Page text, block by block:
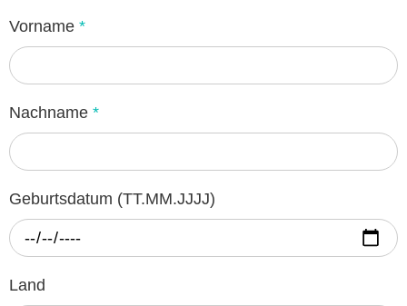
Vorname *
Nachname *
Geburtsdatum (TT.MM.JJJJ)
Land